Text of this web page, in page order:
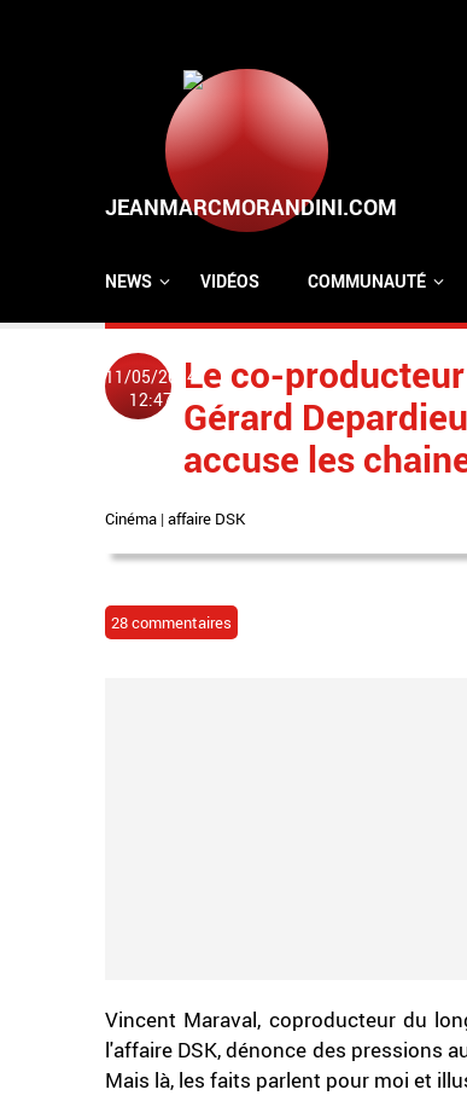
NEWS VIDÉOS COMMUNAUTÉ
11/05/2014
12:47
Le co-
Gérard
accuse les
Cinéma | affaire DSK
28 commentaires
Vincent Maraval, coproducteur du
l'affaire DSK, dénonce des pressions
Mais là, les faits parlent pour moi et